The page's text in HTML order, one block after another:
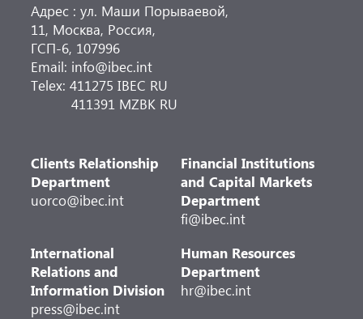
Адрес : ул. Маши Порываевой,
11, Москва, Россия,
ГСП-6, 107996
Email: info@ibec.int
Telex: 411275 IBEC RU
411391 MZBK RU
Clients Relationship
Department
uorco@ibec.int
Financial Institutions
and Capital Markets
Department
fi@ibec.int
International
Relations and
Information Division
press@ibec.int
Human Resources
Department
hr@ibec.int